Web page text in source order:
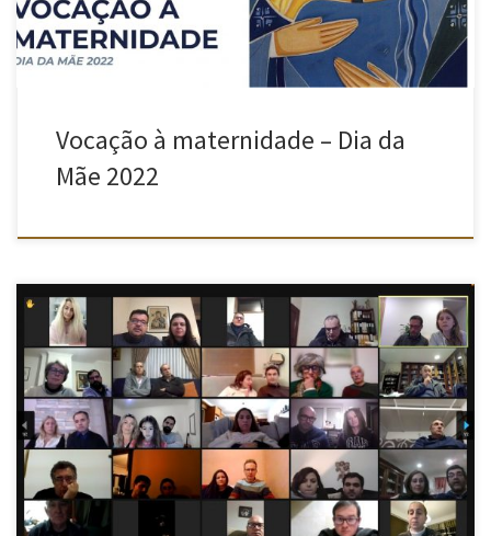
Vocação à maternidade – Dia da
Mãe 2022
Reuniram, no passado dia 21 de Janeiro de 2022, pela 21 horas,
por videoconferência, a equipa diocesana de pastoral familiar
(EDPF) e as equipas arciprestais de pastoral familiar. A reunião,
convocada pela EDPF contou com a participação do Sr. Bispo, D.
António Moiteiro. Apesar de ainda não terem sido constituídas […]